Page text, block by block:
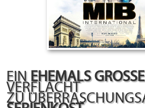
EIN EHEMALS GROSSER
ERFLACHT
ZU